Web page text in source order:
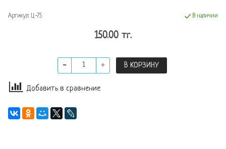
Артикул: Ц-75 В наличии
150.00 тг.
В КОРЗИНУ
Добавить в сравнение